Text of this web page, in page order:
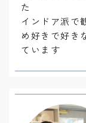
た
インドア派で
め好きで好き
ています